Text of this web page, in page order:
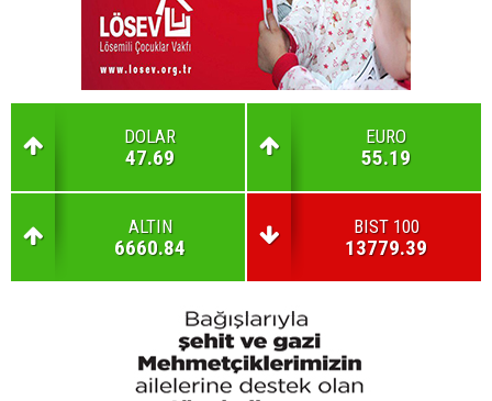
DOLAR
47.69
EURO
55.19
ALTIN
6660.84
BIST 100
13779.39